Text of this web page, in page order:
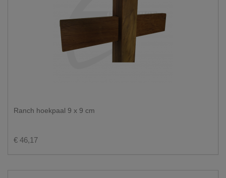
Ranch hoekpaal 9 x 9 cm
€ 46,17